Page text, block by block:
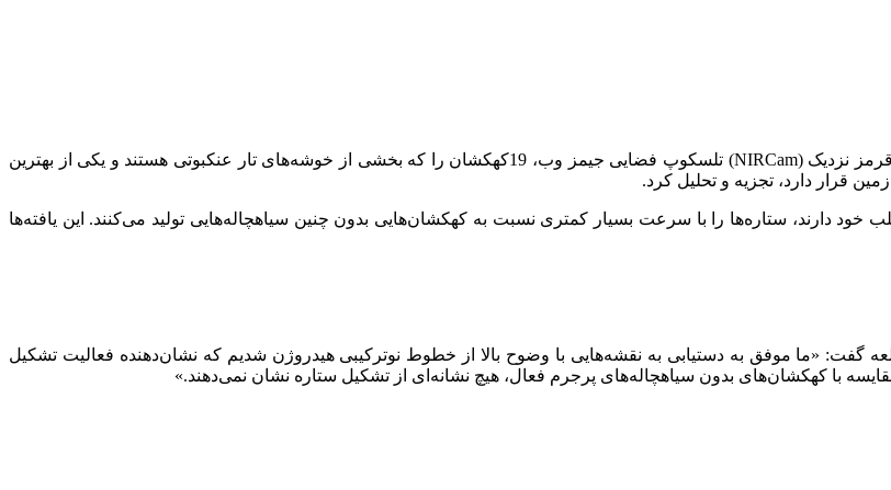
به گزارش همشهری آنلاین به نقل از اسپیس، این تیم با استفاده از دوربین مادون قرمز نزدیک (NIRCam) تلسکوپ فضایی جیمز وب، 19کهکشان را که بخشی از خوشه‌های تار عنکبوتی هستند و یکی از بهترین
خود دارند، ستاره‌ها را با سرعت بسیار کمتری نسبت به کهکشان‌هایی بدون چنین سیاهچاله‌هایی تولید می‌کنند. این یافته‌ها
گفت: «ما موفق به دستیابی به نقشه‌هایی با وضوح بالا از خطوط نوترکیبی هیدروژن شدیم که نشان‌دهنده فعالیت تشکیل
با کهکشان‌های بدون سیاهچاله‌های پرجرم فعال، هیچ نشانه‌ای از تشکیل ستاره نشان نمی‌دهند.»